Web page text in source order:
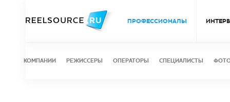
ПРОФЕССИОНАЛЫ
КОМПАНИИ РЕЖИССЕРЫ ОПЕРАТОРЫ СПЕЦИАЛИСТЫ